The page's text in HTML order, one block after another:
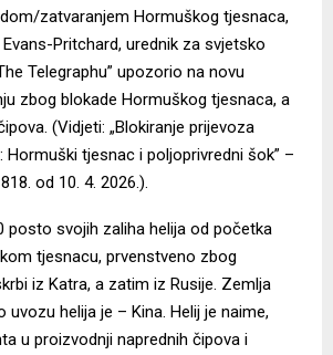
zatvaranjem Hormuškog tjesnaca,
Pritchard, urednik za svjetsko
Telegraphu” upozorio na novu
zbog blokade Hormuškog tjesnaca, a
(Vidjeti: „Blokiranje prijevoza
Hormuški tjesnac i poljoprivredni šok” –
od 10. 4. 2026.).
posto svojih zaliha helija od početka
tjesnacu, prvenstveno zbog
iz Katra, a zatim iz Rusije. Zemlja
uvozu helija je – Kina. Helij je naime,
u proizvodnji naprednih čipova i